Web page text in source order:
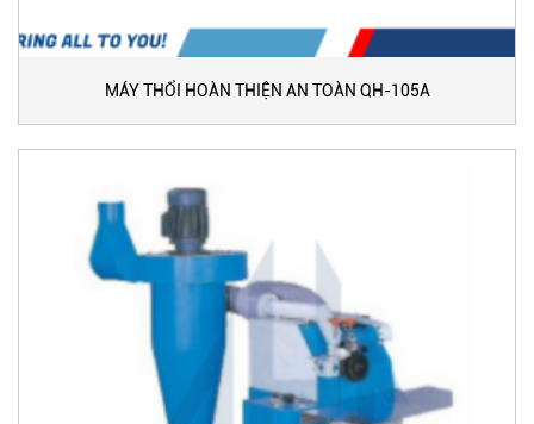
MÁY THỔI HOÀN THIỆN AN TOÀN QH-105A